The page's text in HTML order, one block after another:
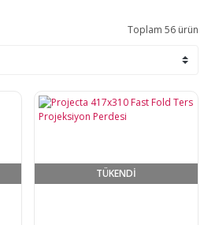
Toplam 56 ürün
TÜKENDİ